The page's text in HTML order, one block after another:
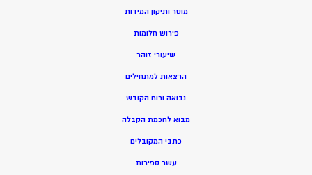
מוסר ותיקון המידות
פירוש חלומות
שיעורי זוהר
הרצאות למתחילים
נבואה ורוח הקודש
מבוא לחכמת הקבלה
כתבי המקובלים
עשר ספירות